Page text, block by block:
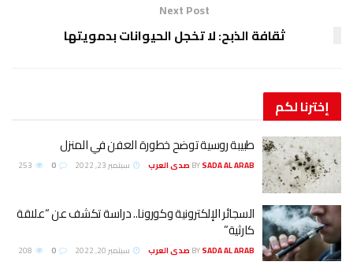
Next Post
ثقافة الذبح: لا تخجل الحيوانات بدمويتها
إخترنالكم
طبيبة روسية توضح خطورة العفن في المنزل
BYSADA AL ARAB صدى العرب سبتمبر 23, 2022
السجائر الإلكترونية وكورونا.. دراسة تكشف عن “علاقة
كارثية”
BYSADA AL ARAB صدى العرب سبتمبر 20, 2022